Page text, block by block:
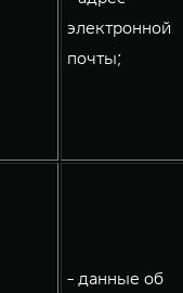
электронной
почты;
- данные об